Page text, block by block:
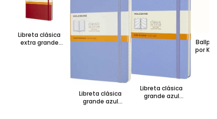
Libreta clásica
extra grande
Libreta clásica
grande azul
Libreta clásica
grande azul
por